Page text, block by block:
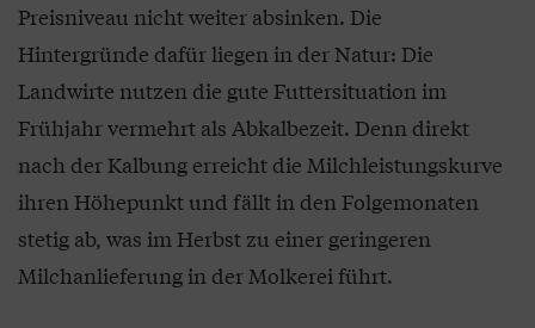
Preisniveau nicht weiter absinken. Die
Hintergründe dafür liegen in der Natur: Die
Landwirte nutzen die gute Futtersituation im
Frühjahr vermehrt als Abkalbezeit. Denn direkt
nach der Kalbung erreicht die Milchleistungskurve
ihren Höhepunkt und fällt in den Folgemonaten
stetig ab, was im Herbst zu einer geringeren
Milchanlieferung in der Molkerei führt.